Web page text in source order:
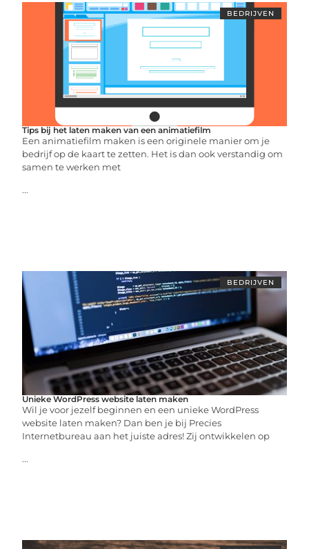
BEDRIJVEN
Tips bij het laten maken van een animatiefilm
Een animatiefilm maken is een originele manier om je
bedrijf op de kaart te zetten. Het is dan ook verstandig om
samen te werken met
...
BEDRIJVEN
Unieke WordPress website laten maken
Wil je voor jezelf beginnen en een unieke WordPress
website laten maken? Dan ben je bij Precies
Internetbureau aan het juiste adres! Zij ontwikkelen op
...